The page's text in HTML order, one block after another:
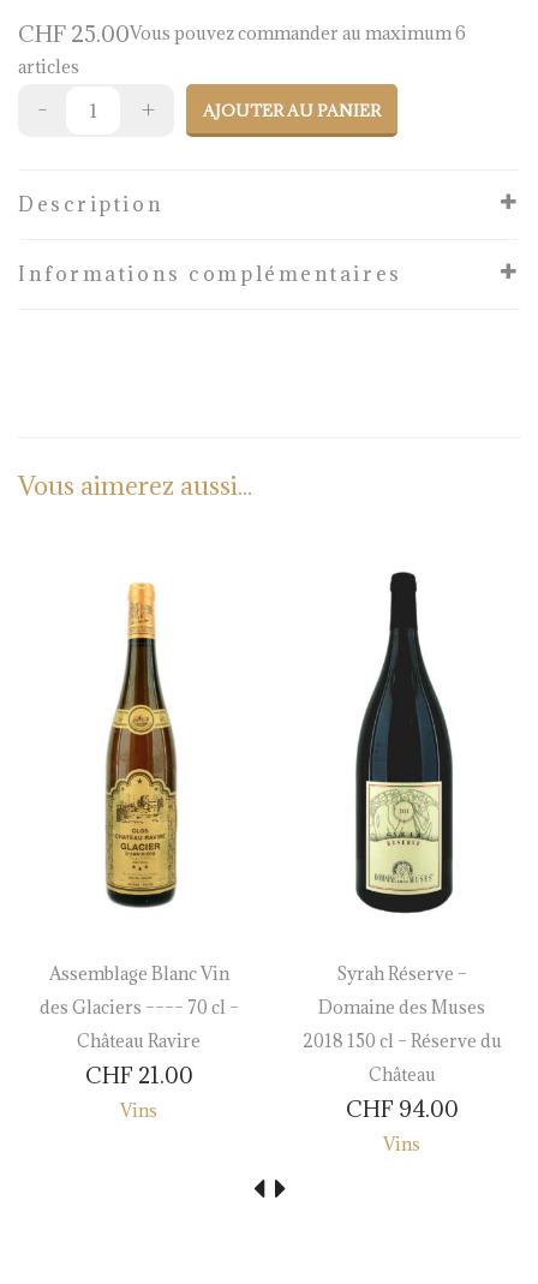
CHF 25.00Vous pouvez commander au maximum 6
articles
AJOUTER AU PANIER
Description
Informations complémentaires
Vous aimerez aussi...
Assemblage Blanc Vin
des Glaciers –––– 70 cl –
Château Ravire
CHF 21.00
Vins
Syrah Réserve –
Domaine des Muses
2018 150 cl – Réserve du
Château
CHF 94.00
Vins